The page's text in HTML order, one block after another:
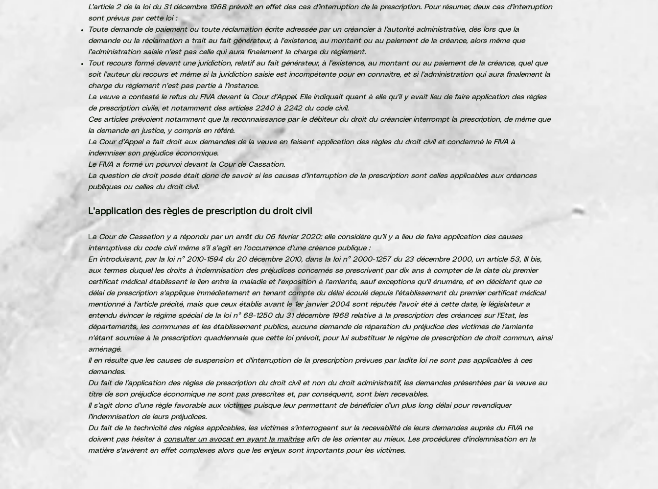
L’article 2 de la loi du 31 décembre 1968prévoit en effet des cas d’interruption de la prescription. Pour résumer, deux cas d’interruption
sont prévus par cette loi :
Toute demande de paiement ou toute réclamation écrite adressée par un créancier à l’autorité administrative, dès lors que la
demande ou la réclamation a trait au fait générateur, à l’existence, au montant ou au paiement de la créance, alors même que
l’administration saisie n’est pas celle qui aura finalement la charge du règlement.
Tout recours formé devant une juridiction, relatif au fait générateur, à l’existence, au montant ou au paiement de la créance, quel que
soit l’auteur du recours et même si la juridiction saisie est incompétente pour en connaître, et si l’administration qui aura finalement la
charge du règlement n’est pas partie à l’instance.
La veuve a contesté le refus du FIVA devant la Cour d’Appel. Elle indiquait quant à elle qu’il y avait lieu de faire application des règles
de prescription civile, et notamment des articles 2240 à 2242 du code civil.
Ces articles prévoient notamment que la reconnaissance par le débiteur du droit du créancier interrompt la prescription, de même que
la demande en justice, y compris en référé.
La Cour d’Appel a fait droit aux demandes de la veuve en faisant application des règles du droit civil et condamné le FIVA à
indemniser son préjudice économique.
Le FIVA a formé un pourvoi devant la Cour de Cassation.
La question de droit posée était donc de savoir si les causes d’interruption de la prescription sont celles applicables aux créances
publiques ou celles du droit civil.
L'application des règles de prescription du droit civil
La Cour de Cassation y a répondu par un arrêt du 06 février 2020: elle considère qu’il y a lieu de faire application des causes
interruptives du code civil même s’il s’agit en l’occurrence d’une créance publique :
En introduisant, par la loi n° 2010-1594 du 20 décembre 2010, dans la loi n° 2000-1257 du 23 décembre 2000, un article 53, III bis,
aux termes duquel les droits à indemnisation des préjudices concernés se prescrivent par dix ans à compter de la date du premier
certificat médical établissant le lien entre la maladie et l'exposition à l'amiante, sauf exceptions qu'il énumère, et en décidant que ce
délai de prescription s'applique immédiatement en tenant compte du délai écoulé depuis l'établissement du premier certificat médical
mentionné à l'article précité, mais que ceux établis avant le 1er janvier 2004 sont réputés l'avoir été à cette date, le législateur a
entendu évincer le régime spécial de la loi n° 68-1250 du 31 décembre 1968 relative à la prescription des créances sur l'Etat, les
départements, les communes et les établissement publics, aucune demande de réparation du préjudice des victimes de l'amiante
n'étant soumise à la prescription quadriennale que cette loi prévoit, pour lui substituer le régime de prescription de droit commun, ainsi
aménagé.
Il en résulte que les causes de suspension et d'interruption de la prescription prévues par ladite loi ne sont pas applicables à ces
demandes.
Du fait de l’application des règles de prescription du droit civil et non du droit administratif, les demandes présentées par la veuve au
titre de son préjudice économique ne sont pas prescrites et, par conséquent, sont bien recevables.
Il s’agit donc d’une règle favorable aux victimes puisque leur permettant de bénéficier d’un plus long délai pour revendiquer
l’indemnisation de leurs préjudices.
Du fait de la technicité des règles applicables, les victimes s'interrogeant sur la recevabilité de leurs demandes auprès du FIVA ne
doivent pas hésiter à consulter un avocat en ayant la maîtriseafin de les orienter au mieux. Les procédures d'indemnisation en la
matière s'avèrent en effet complexes alors que les enjeux sont importants pour les victimes.